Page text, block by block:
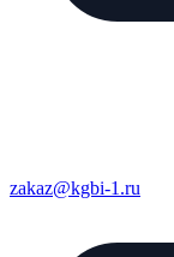
zakaz@kgbi-1.ru